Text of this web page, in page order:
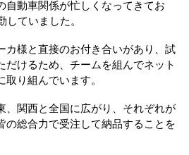
自動車関係が忙しくなってきてお
していました。
カ様と直接のお付き合いがあり、試
だけるため、チームを組んでネット
り組んでいます。
、関西と全国に広がり、それぞれが
の総合力で受注して納品することを